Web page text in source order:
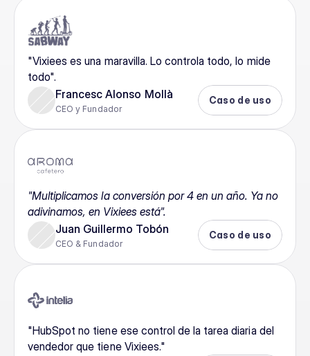
"Vixiees es una maravilla. Lo controla todo, lo mide
todo".
Francesc Alonso Mollà
CEO y Fundador
Caso de uso
"Multiplicamos la conversión por 4 en un año. Ya no
adivinamos, en Vixiees está".
Juan Guillermo Tobón
CEO & Fundador
Caso de uso
"HubSpot no tiene ese control de la tarea diaria del
vendedor que tiene Vixiees."